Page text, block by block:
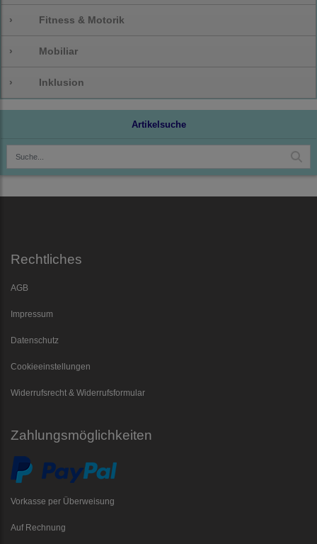
› Fitness & Motorik
› Mobiliar
› Inklusion
Artikelsuche
Rechtliches
AGB
Impressum
Datenschutz
Cookieeinstellungen
Widerrufsrecht & Widerrufsformular
Zahlungsmöglichkeiten
Vorkasse per Überweisung
Auf Rechnung